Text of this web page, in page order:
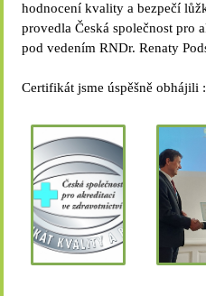
hodnocení kvality a bezpečí
provedla Česká společnost pro
pod vedením RNDr. Renaty
Certifikát jsme úspěšně obhájili